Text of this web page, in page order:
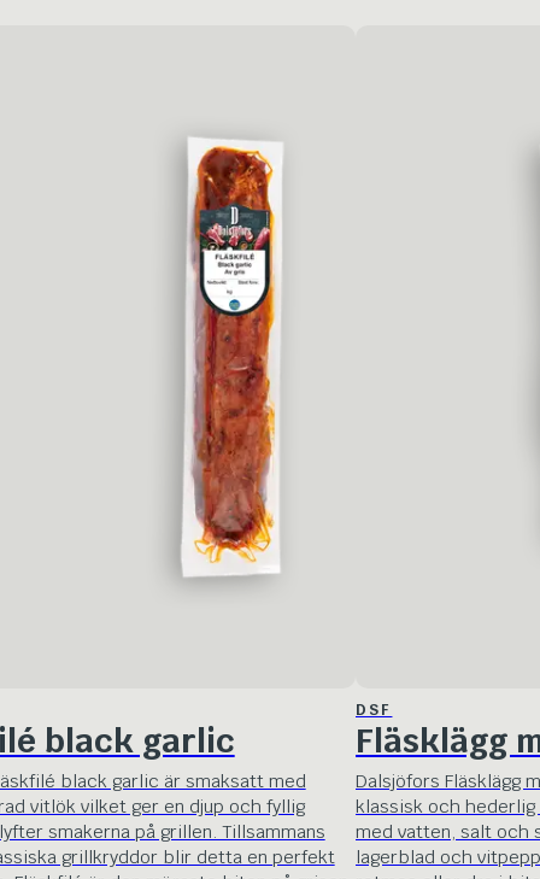
black garlic
black garlic är smaksatt med
vitlök vilket ger en djup och fyllig
smakerna på grillen. Tillsammans
grillkryddor blir detta en perfekt
DSF
Fläsklägg
Dalsjöfors Fläsklägg
klassisk och hederlig
med vatten, salt och
lagerblad och